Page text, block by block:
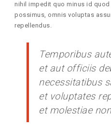
nihil impedit quo minus id
possimus, omnis voluptas
repellendus.
Temporibus
et aut officiis
necessitatibus
et voluptates
et molestiae